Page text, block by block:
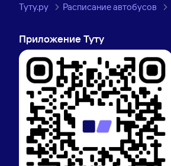
Туту.ру Расписание автобусов
Приложение Туту